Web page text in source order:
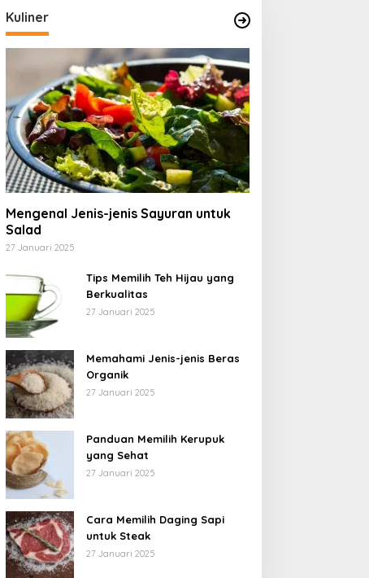
Tips Memilih Teh Hijau yang
Berkualitas
Memahami Jenis-jenis
Beras Organik
Kuliner
Mengenal Jenis-jenis Sayuran untuk
Salad
27 Januari 2025
Tips Memilih Teh Hijau yang
Berkualitas
27 Januari 2025
Memahami Jenis-jenis Beras
Organik
27 Januari 2025
Panduan Memilih Kerupuk
yang Sehat
27 Januari 2025
Cara Memilih Daging Sapi
untuk Steak
27 Januari 2025